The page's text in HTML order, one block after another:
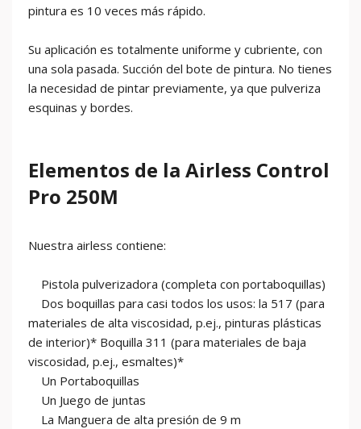
pintura es 10 veces más rápido.
Su aplicación es totalmente uniforme y cubriente, con
una sola pasada. Succión del bote de pintura. No tienes
la necesidad de pintar previamente, ya que pulveriza
esquinas y bordes.
Elementos de la Airless Control
Pro 250M
Nuestra airless contiene:
Pistola pulverizadora (completa con portaboquillas)
Dos boquillas para casi todos los usos: la 517 (para
materiales de alta viscosidad, p.ej., pinturas plásticas
de interior)* Boquilla 311 (para materiales de baja
viscosidad, p.ej., esmaltes)*
Un Portaboquillas
Un Juego de juntas
La Manguera de alta presión de 9 m